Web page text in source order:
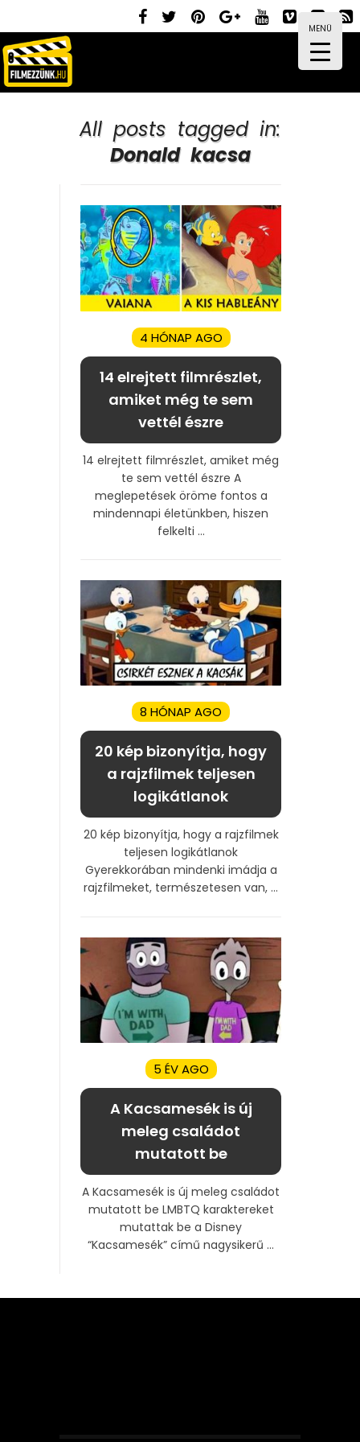
MENÜ
All posts tagged in:
Donald kacsa
4 HÓNAP AGO
14 elrejtett filmrészlet,
amiket még te sem
vettél észre
14 elrejtett filmrészlet, amiket még
te sem vettél észre A
meglepetések öröme fontos a
mindennapi életünkben, hiszen
felkelti ...
8 HÓNAP AGO
20 kép bizonyítja, hogy
a rajzfilmek teljesen
logikátlanok
20 kép bizonyítja, hogy a rajzfilmek
teljesen logikátlanok
Gyerekkorában mindenki imádja a
rajzfilmeket, természetesen van, ...
5 ÉV AGO
A Kacsamesék is új
meleg családot
mutatott be
A Kacsamesék is új meleg családot
mutatott be LMBTQ karaktereket
mutattak be a Disney
“Kacsamesék” című nagysikerű ...